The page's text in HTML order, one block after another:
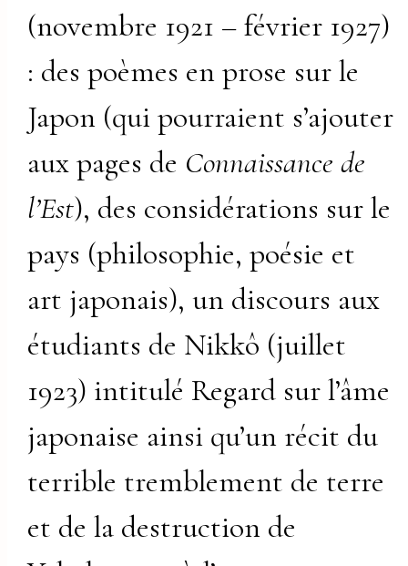
(novembre 1921 – février 1927)
: des poèmes en prose sur le
Japon (qui pourraient s’ajouter
aux pages de Connaissance de
l’Est), des considérations sur le
pays (philosophie, poésie et
art japonais), un discours aux
étudiants de Nikkô (juillet
1923) intitulé Regard sur l’âme
japonaise ainsi qu’un récit du
terrible tremblement de terre
et de la destruction de